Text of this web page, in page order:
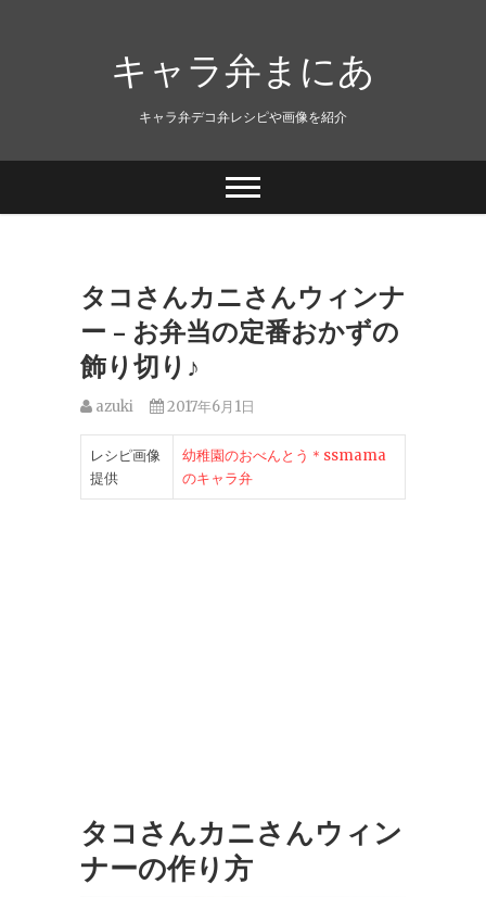
キャラ弁まにあ
キャラ弁デコ弁レシピや画像を紹介
タコさんカニさんウィンナ
ー – お弁当の定番おかずの
飾り切り♪
azuki 2017年6月1日
レシピ画像
提供
幼稚園のおべんとう＊ssmama
のキャラ弁
タコさんカニさんウィン
ナーの作り方